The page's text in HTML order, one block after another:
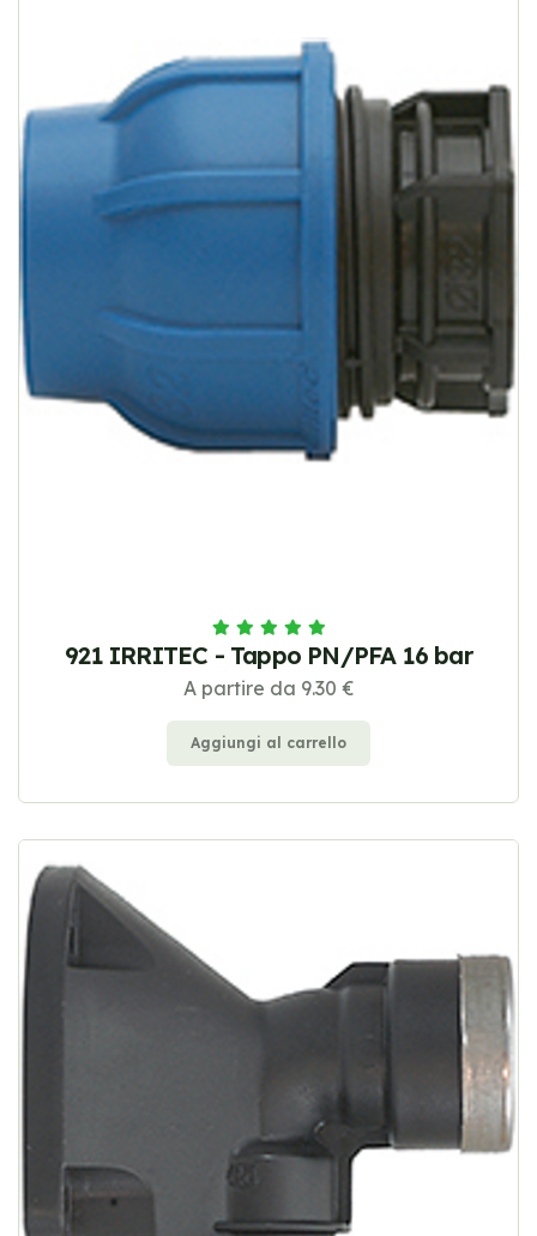
921 IRRITEC - Tappo PN/PFA 16 bar
A partire da 9.30 €
Aggiungi al carrello